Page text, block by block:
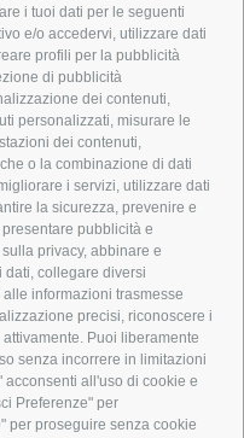
i tuoi dati per le seguenti
e/o accedervi, utilizzare dati
profili per la pubblicità
di pubblicità
dei contenuti,
personalizzati, misurare le
dei contenuti,
o la combinazione di dati
i servizi, utilizzare dati
la sicurezza, prevenire e
pubblicità e
privacy, abbinare e
dati, collegare diversi
informazioni trasmesse
precisi, riconoscere i
Puoi liberamente
senza incorrere in limitazioni
all'uso di cookie e
Preferenze" per
per proseguire senza cookie